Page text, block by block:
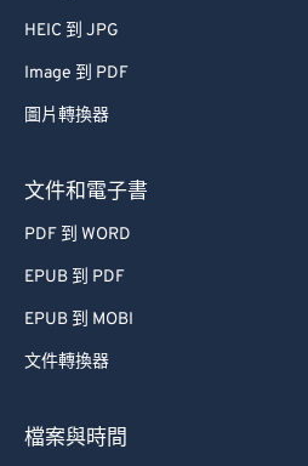
HEIC 到 JPG
Image 到 PDF
圖片轉換器
文件和電子書
PDF 到 WORD
EPUB 到 PDF
EPUB 到 MOBI
文件轉換器
檔案與時間